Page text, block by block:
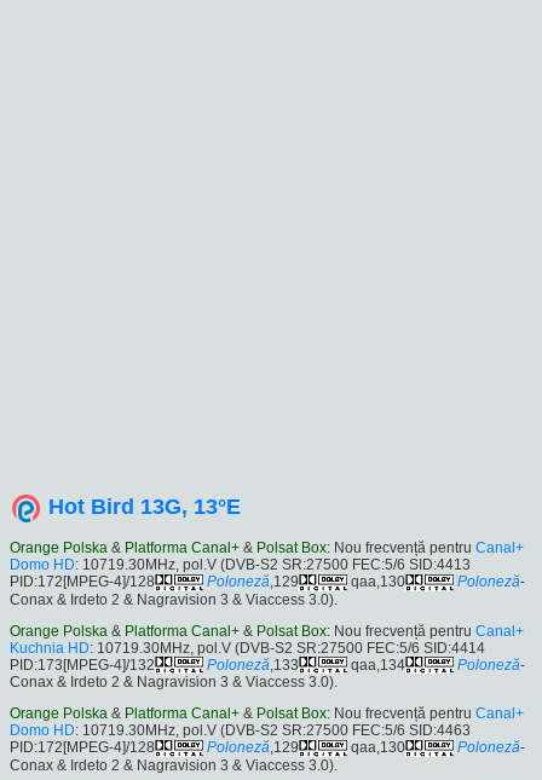
Hot Bird 13G, 13°E
Orange Polska & Platforma Canal+ & Polsat Box: Nou frecvență pentru Canal+
Domo HD: 10719.30MHz, pol.V (DVB-S2 SR:27500 FEC:5/6 SID:4413
PID:172[MPEG-4]/128
Poloneză ,129 qaa,130 Poloneză-
Conax & Irdeto 2 & Nagravision 3 & Viaccess 3.0).
Orange Polska & Platforma Canal+ & Polsat Box: Nou frecvență pentru Canal+
Kuchnia HD: 10719.30MHz, pol.V (DVB-S2 SR:27500 FEC:5/6 SID:4414
PID:173[MPEG-4]/132
Poloneză ,133 qaa,134 Poloneză-
Conax & Irdeto 2 & Nagravision 3 & Viaccess 3.0).
Orange Polska & Platforma Canal+ & Polsat Box: Nou frecvență pentru Canal+
Domo HD: 10719.30MHz, pol.V (DVB-S2 SR:27500 FEC:5/6 SID:4463
PID:172[MPEG-4]/128
Poloneză,129 qaa,130 Poloneză-
Conax & Irdeto 2 & Nagravision 3 & Viaccess 3.0).